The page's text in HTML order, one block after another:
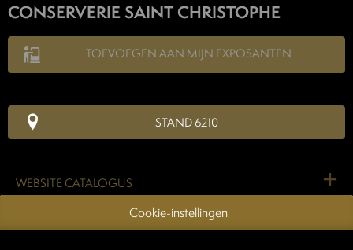
CONSERVERIE SAINT CHRISTOPHE
TOEVOEGEN AAN MIJN EXPOSANTEN
STAND 6210
WEBSITE CATALOGUS
Cookie-instellingen